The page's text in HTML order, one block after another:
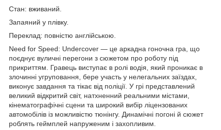
Стан: вживаний.
Запаяний у плівку.
Переклад: повністю англійською.
Need for Speed: Undercover — це аркадна гоночна гра, що
поєднує вуличні перегони з сюжетом про роботу під
прикриттям. Гравець виступає в ролі водія, який проникає в
злочинні угруповання, бере участь у нелегальних заїздах,
виконує завдання та тікає від поліції. У грі представлений
великий відкритий світ, натхненний реальними містами,
кінематографічні сцени та широкий вибір ліцензованих
автомобілів із можливістю тюнінгу. Динамічні погоні й сюжет
роблять геймплей напруженим і захопливим.